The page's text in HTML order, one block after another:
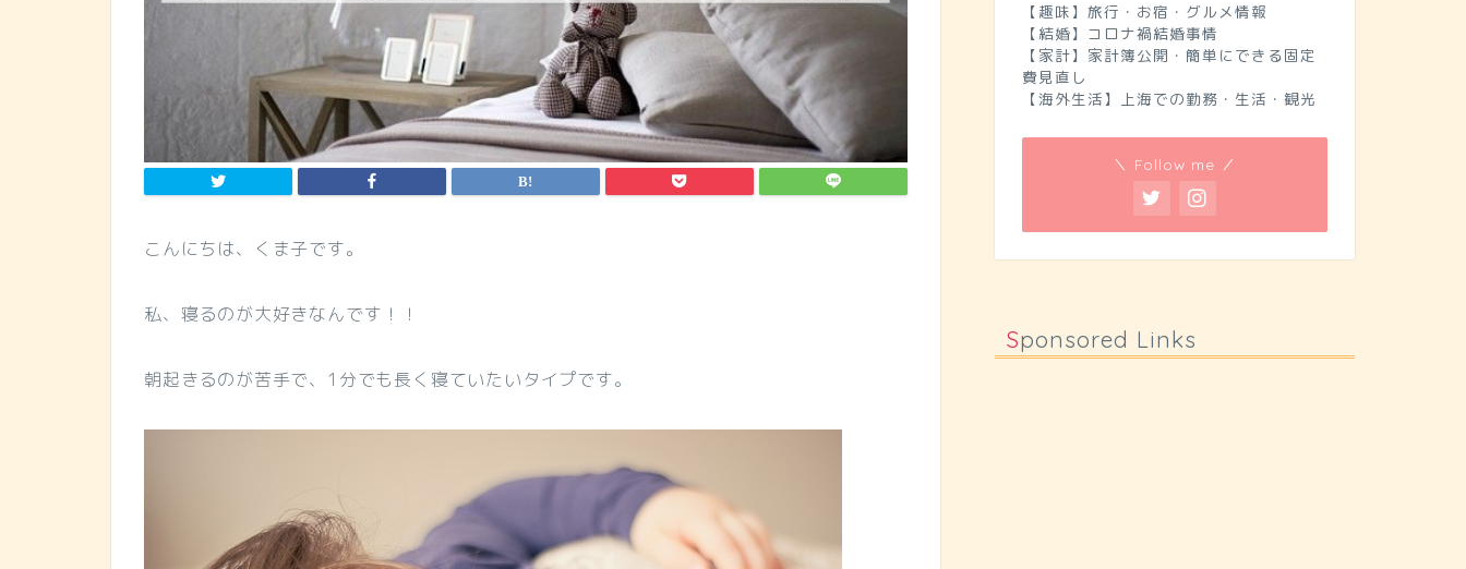
こんにちは、くま子です。
私、寝るのが大好きなんです！！
朝起きるのが苦手で、1分でも長く寝ていたいタイプです。
【趣味】旅行・お宿・グルメ情報
【結婚】コロナ禍結婚事情
【家計】家計簿公開・簡単にできる固定
費見直し
【海外生活】上海での勤務・生活・観光
＼ Follow me ／
Sponsored Links